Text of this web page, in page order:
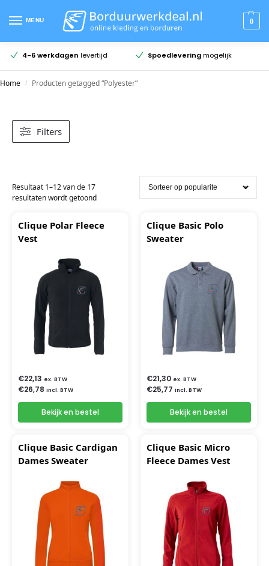
MENU 0
4-6 werkdagen levertijd Spoedleveringmogelijk
Home / Producten getagged “Polyester”
Filters
Resultaat 1–12 van de 17
resultaten wordt getoond
Clique Polar Fleece
Vest
€22,13 ex. BTW
€26,78 incl. BTW
Bekijk en bestel
Clique Basic Polo
Sweater
€21,30 ex. BTW
€25,77 incl. BTW
Bekijk en bestel
Clique Basic Cardigan
Dames Sweater
Clique Basic Micro
Fleece Dames Vest